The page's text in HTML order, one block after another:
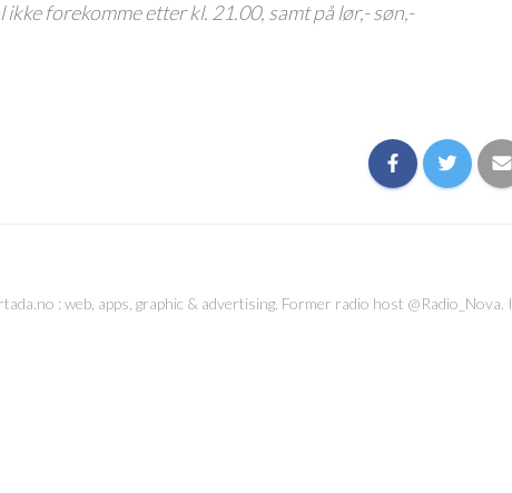
forekomme etter kl. 21.00, samt på lør,- søn,-
: web, apps, graphic & advertising. Former radio host @Radio_Nova. I